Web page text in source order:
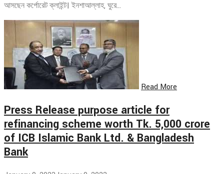
আসছেন কর্পোরেট ক্লাইন্ট। ইনশাআল্লাহ, ঘুরে…
Read More
Press Release purpose article for
refinancing scheme worth Tk. 5,000 crore
of ICB Islamic Bank Ltd. & Bangladesh
Bank